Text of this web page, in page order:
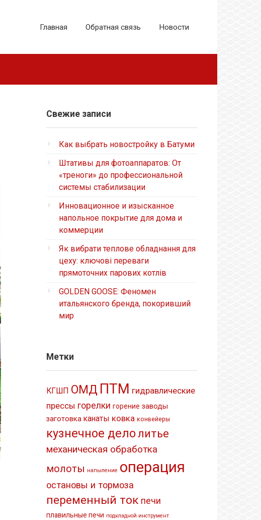
Главная Обратная связь Новости
Свежие записи
Как выбрать новостройку в Батуми
Штативы для фотоаппаратов: От
«треноги» до профессиональной
системы стабилизации
Инновационное и изысканное
напольное покрытие для дома и
коммерции
Як вибрати теплове обладнання для
цеху: ключові переваги
прямоточних парових котлів
GOLDEN GOOSE: Феномен
итальянского бренда, покоривший
мир
Метки
КГШП ОМД ПТМ гидравлические
прессы горелки горение заводы
заготовка канаты ковка конвейеры
кузнечное делолитье
механическая обработка
молоты напыление операция
остановы и тормоза
переменный ток печи
плавильные печи подкладной инструмент